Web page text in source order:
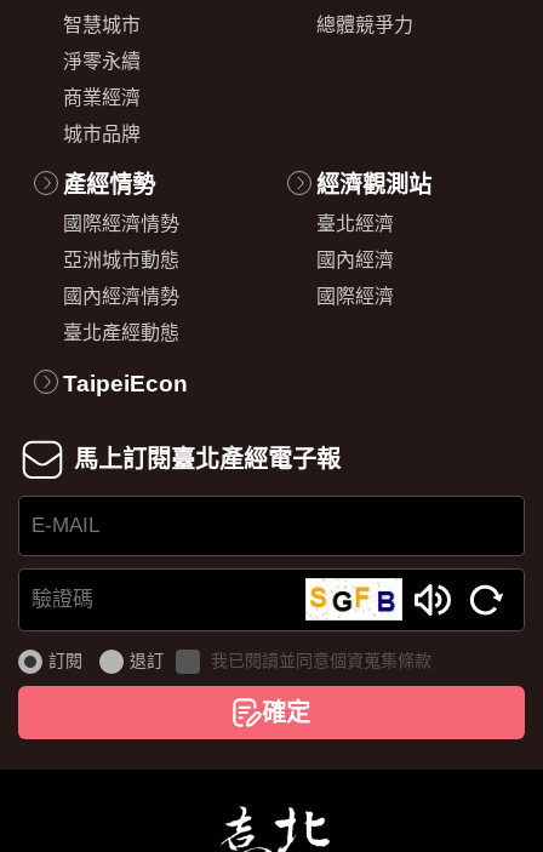
智慧城市
淨零永續
商業經濟
城市品牌
總體競爭力
產經情勢
國際經濟情勢
亞洲城市動態
國內經濟情勢
臺北產經動態
經濟觀測站
臺北經濟
國內經濟
國際經濟
TaipeiEcon
馬上訂閱臺北產經電子報
MAIL
證
碼
訂閱 退訂 我已閱讀並同意個資蒐集條款
確定